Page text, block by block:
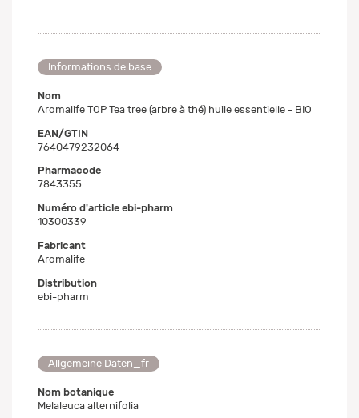
Informations de base
Nom
Aromalife TOP Tea tree (arbre à thé) huile essentielle - BIO
EAN/GTIN
7640479232064
Pharmacode
7843355
Numéro d'article ebi-pharm
10300339
Fabricant
Aromalife
Distribution
ebi-pharm
Allgemeine Daten_fr
Nom botanique
Melaleuca alternifolia